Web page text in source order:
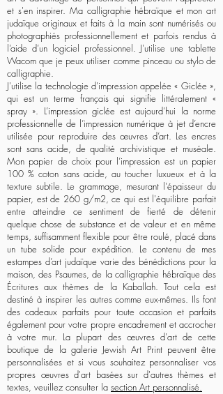
et s'en inspirer. Ma calligraphie hébraïque et mon art
judaïque originaux et faits à la main sont numérisés ou
photographiés professionnellement et parfois rendus à
l’aide d’un logiciel professionnel. J'utilise une tablette
Wacom que je peux utiliser comme pinceau ou stylo de
calligraphie.
J'utilise la technologie d'impression appelée « Giclée »,
qui est un terme français qui signifie littéralement «
spray ». L’impression giclée est aujourd’hui la norme
professionnelle de l’impression numérique à jet d’encre
utilisée pour reproduire des œuvres d’art. Les encres
sont sans acide, de qualité archivistique et muséale.
Mon papier de choix pour l’impression est un papier
100 % coton sans acide, au toucher luxueux et à la
texture subtile. Le grammage, mesurant l'épaisseur du
papier, est de 260 g/m2, ce qui est l'équilibre parfait
entre atteindre ce sentiment de fierté de détenir
quelque chose de substance et de valeur et en même
temps, suffisamment flexible pour être roulé, placé dans
un tube solide pour expédition. Le contenu de mes
estampes d’art judaïque varie des bénédictions pour la
maison, des Psaumes, de la calligraphie hébraïque des
Écritures aux thèmes de la Kaballah. Tout cela est
destiné à inspirer les autres comme eux-mêmes. Ils font
des cadeaux parfaits pour toute occasion et parfaits
également pour votre propre encadrement et accrocher
à votre mur. La plupart des œuvres d'art de cette
boutique de la galerie Jewish Art Print peuvent être
personnalisées et si vous souhaitez personnaliser vos
propres œuvres d'art basées sur d'autres thèmes et
textes, veuillez consulter la section Art personnalisé.